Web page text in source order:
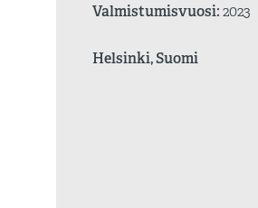
Valmistumisvuosi: 2023
Helsinki, Suomi